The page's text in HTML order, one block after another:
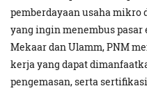
pemberdayaan usaha mikro
yang ingin menembus
Mekaar dan Ulamm, PNM
kerja yang dapat
pengemasan, serta